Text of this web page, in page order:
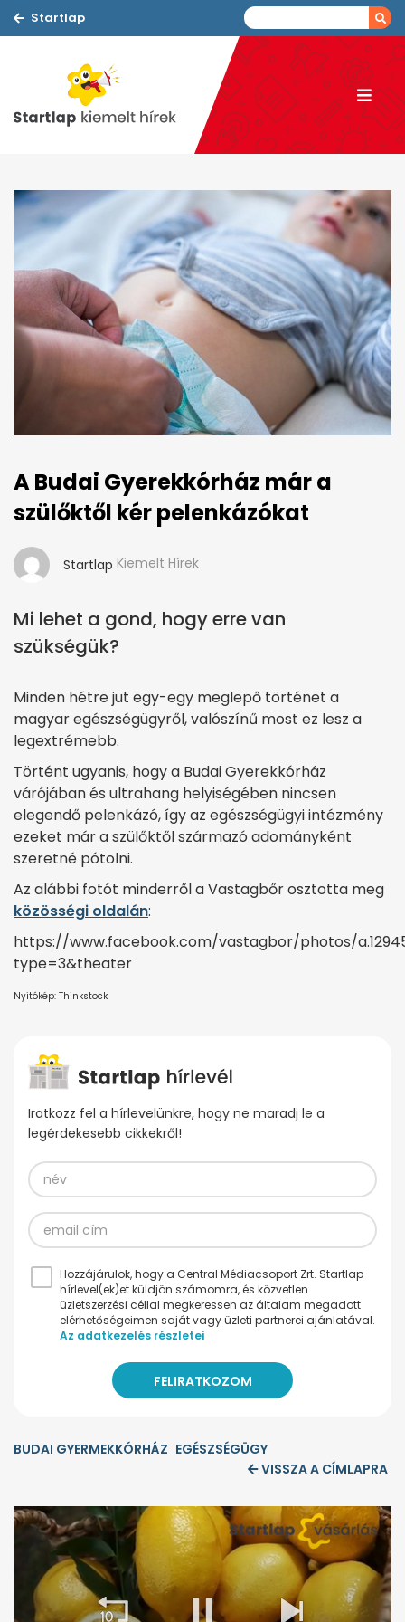
Startlap
A Budai Gyerekkórház már a
szülőktől kér pelenkázókat
Startlap Kiemelt Hírek
Mi lehet a gond, hogy erre van
szükségük?
Minden hétre jut egy-egy meglepő történet a
magyar egészségügyről, valószínű most ez lesz a
legextrémebb.
Történt ugyanis, hogy a Budai Gyerekkórház
várójában és ultrahang helyiségében nincsen
elegendő pelenkázó, így az egészségügyi intézmény
ezeket már a szülőktől származó adományként
szeretné pótolni.
Az alábbi fotót minderről a Vastagbőr osztotta meg
közösségi oldalán:
https://www.facebook.com/vastagbor/photos/
type=3&theater
Nyitókép: Thinkstock
Iratkozz fel a hírlevelünkre, hogy ne maradj le a
legérdekesebb cikkekről!
Hozzájárulok, hogy a Central Médiacsoport Zrt. Startlap
hírlevel(ek)et küldjön számomra, és közvetlen
üzletszerzési céllal megkeressen az általam megadott
elérhetőségeimen saját vagy üzleti partnerei ajánlatával.
Az adatkezelés részletei
BUDAI GYERMEKKÓRHÁZ EGÉSZSÉGÜGY
VISSZA A CÍMLAPRA